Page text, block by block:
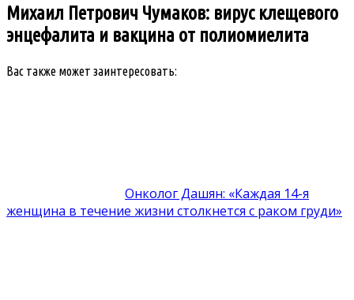
Михаил Петрович Чумаков: вирус клещевого
энцефалита и вакцина от полиомиелита
Вас также может заинтересовать:
Онколог Дашян: «Каждая 14-я
женщина в течение жизни столкнется с раком груди»